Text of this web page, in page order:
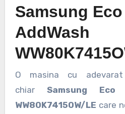
Samsung
AddWash
O masina cu adevarat performanta este
chiar Samsung Eco
WW80K7415OW/LE care